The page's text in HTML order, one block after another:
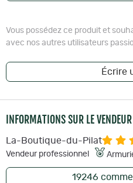
Vous possédez ce produit et
avec nos autres utilisateurs
Écrire
INFORMATIONS SUR LE VENDEUR
La-Boutique-du-Pilat
Vendeur professionnel
19246